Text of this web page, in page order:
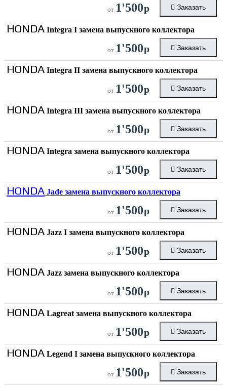
от 1'500р Заказать
HONDA Integra I замена выпускного коллектора
от 1'500р Заказать
HONDA Integra II замена выпускного коллектора
от 1'500р Заказать
HONDA Integra III замена выпускного коллектора
от 1'500р Заказать
HONDA Integra замена выпускного коллектора
от 1'500р Заказать
HONDA Jade замена выпускного коллектора
от 1'500р Заказать
HONDA Jazz I замена выпускного коллектора
от 1'500р Заказать
HONDA Jazz замена выпускного коллектора
от 1'500р Заказать
HONDA Lagreat замена выпускного коллектора
от 1'500р Заказать
HONDA Legend I замена выпускного коллектора
от 1'500р Заказать